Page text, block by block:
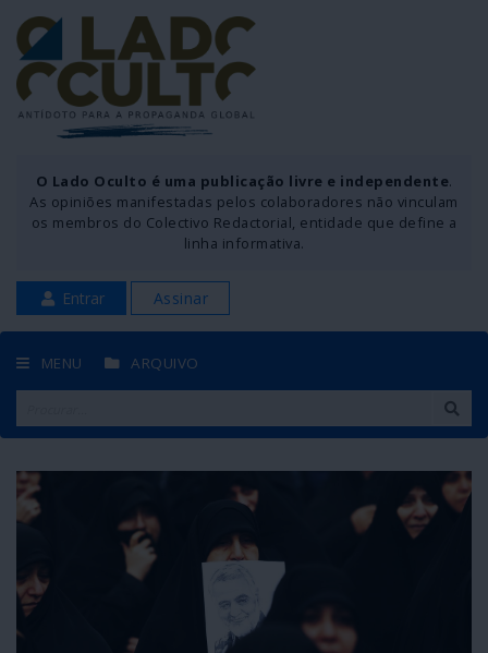
O Lado Oculto é uma publicação livre e independente.
As opiniões manifestadas pelos colaboradores não vinculam
os membros do Colectivo Redactorial, entidade que define a
linha informativa.
Entrar Assinar
MENU ARQUIVO